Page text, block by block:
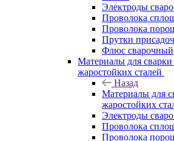
Электроды
Проволока
Проволока
Прутки
Флюс сварочный
Материалы для
жаростойких сталей
Назад
Материалы для
жаростойких
Электроды
Проволока
Проволока